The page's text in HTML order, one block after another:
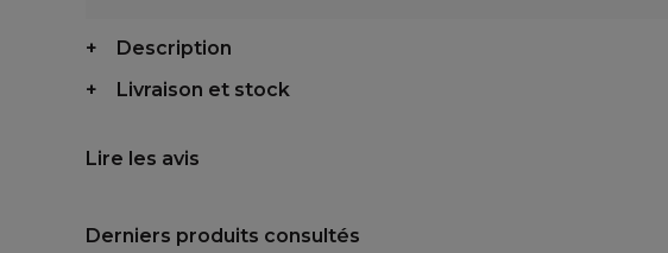
Description
Livraison et stock
Lire les avis
Derniers produits consultés